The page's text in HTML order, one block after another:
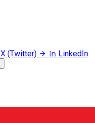
X (Twitter)
LinkedIn